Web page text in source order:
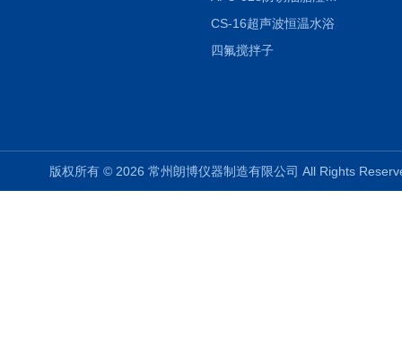
CS-16超声波恒温水浴
四氟搅拌子
版权所有 © 2026 常州朗博仪器制造有限公司 All Rights